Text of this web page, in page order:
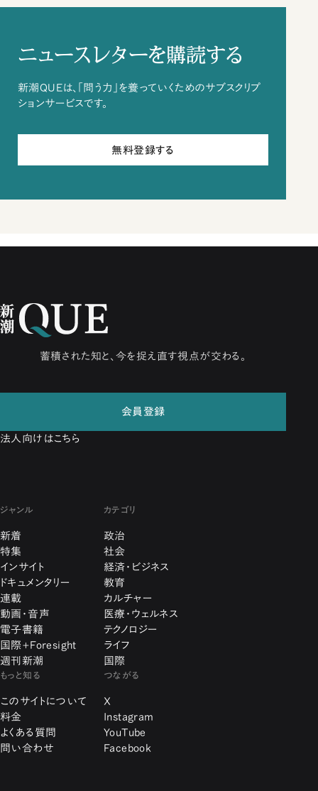
ニュースレターを購読する
新潮QUEは、「問う力」を養っていくためのサブスクリプ
ションサービスです。
無料登録する
蓄積された知と、今を捉え直す視点が交わる。
会員登録
法人向けはこちら
ジャンル
新着
特集
インサイト
ドキュメンタリー
連載
動画・音声
電子書籍
国際+Foresight
週刊新潮
カテゴリ
政治
社会
経済・ビジネス
教育
カルチャー
医療・ウェルネス
テクノロジー
ライフ
国際
もっと知る
このサイトについて
料金
よくある質問
問い合わせ
つながる
X
Instagram
YouTube
Facebook